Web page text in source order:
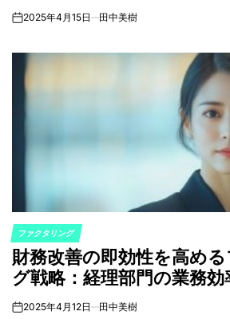
on2025年4月15日 田中美樹
POSTED
IN
ファクタリング
財務改善の即効性を高め
グ戦略：経理部門の業務
on2025年4月12日 田中美樹